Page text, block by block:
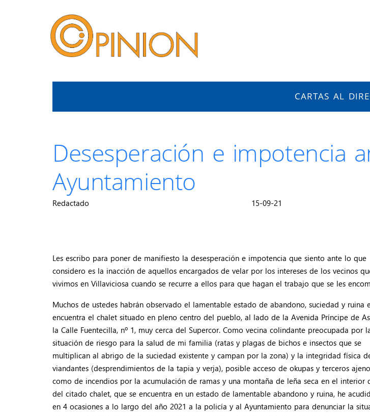
CARTAS AL
Desesperación e impotencia
Ayuntamiento
Redactado 15-09-21
Les escribo para poner de manifiesto la desesperación e impotencia que siento ante lo que
considero es la inacción de aquellos encargados de velar por los intereses de los vecinos
vivimos en Villaviciosa cuando se recurre a ellos para que hagan el trabajo que se les
Muchos de ustedes habrán observado el lamentable estado de abandono, suciedad y ruina
encuentra el chalet situado en pleno centro del pueblo, al lado de la Avenida Príncipe de
la Calle Fuentecilla, nº 1, muy cerca del Supercor. Como vecina colindante preocupada por
situación de riesgo para la salud de mi familia (ratas y plagas de bichos e insectos que se
multiplican al abrigo de la suciedad existente y campan por la zona) y la integridad física
viandantes (desprendimientos de la tapia y verja), posible acceso de okupas y terceros
como de incendios por la acumulación de ramas y una montaña de leña seca en el interior
del citado chalet, que se encuentra en un estado de lamentable abandono y ruina, he
en 4 ocasiones a lo largo del año 2021 a la policía y al Ayuntamiento para denunciar la